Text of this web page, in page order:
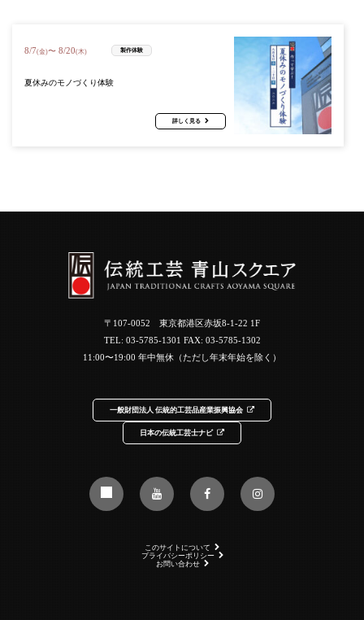
8/7(金)〜 8/20(木) 製作体験
夏休みのモノづくり体験
詳しく見る
〒107-0052 東京都港区赤坂8-1-22 1F
TEL: 03-5785-1301 FAX: 03-5785-1302
11:00〜19:00 年中無休（ただし年末年始を除く）
一般財団法人 伝統的工芸品産業振興協会
日本の伝統工芸士ナビ
このサイトについて
プライバシーポリシー
お問い合わせ